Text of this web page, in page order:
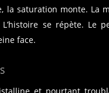
la saturation monte. La
se répète. Le
face.